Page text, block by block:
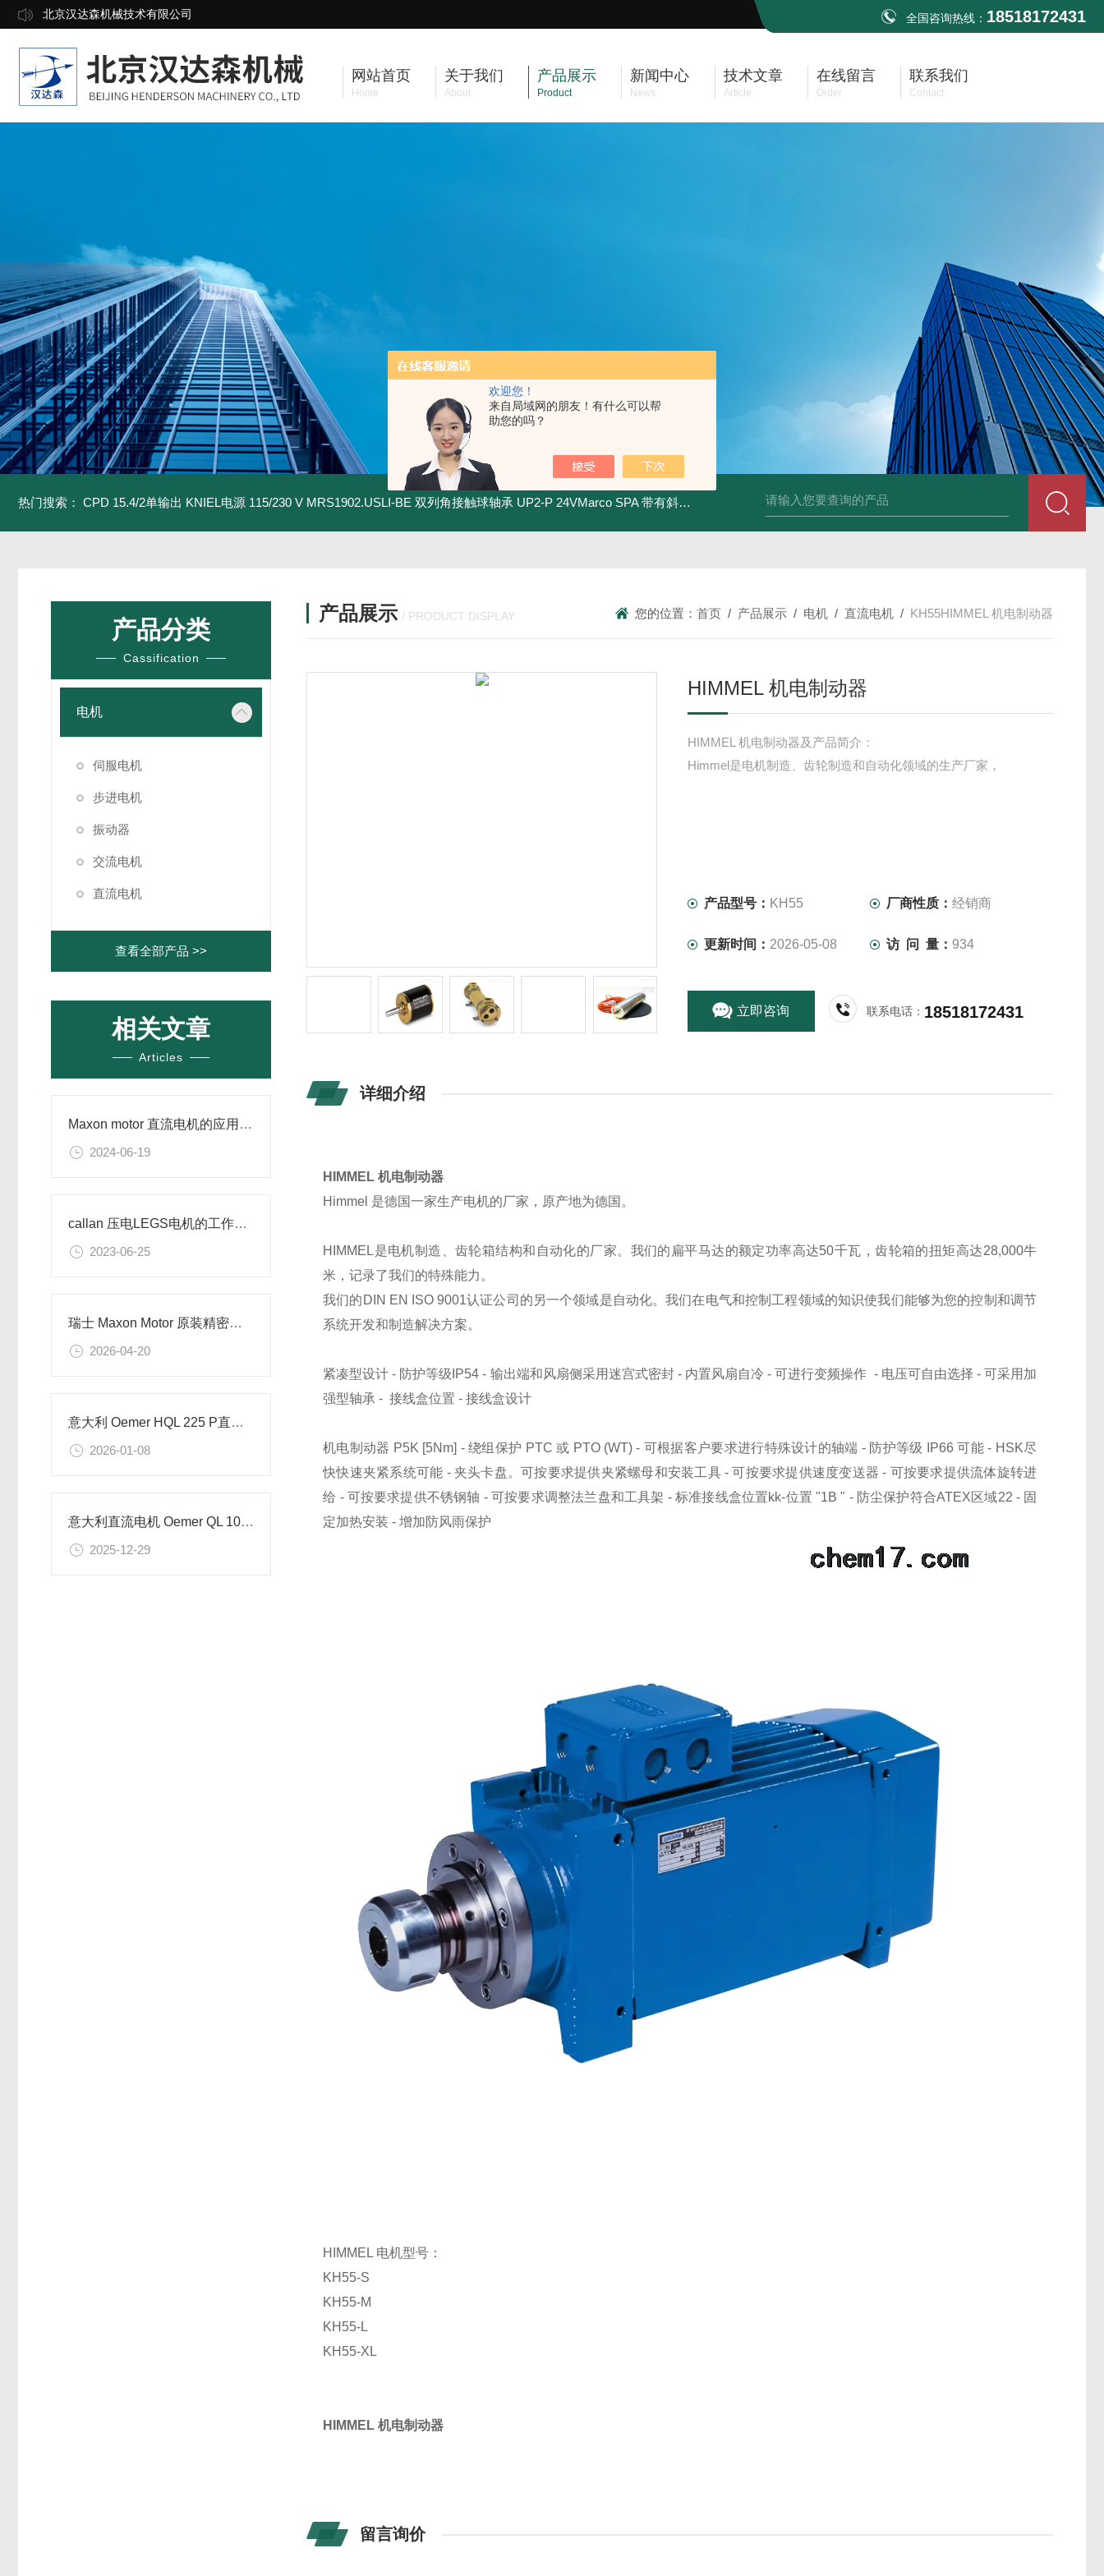
欢迎您！
来自局域网的朋友！有什么可以帮
助您的吗？
北京汉达森机械技术有限公司 全国咨询热线： 18518172431
网站首页
Home
关于我们
About
产品展示
Product
新闻中心
News
技术文章
Article
在线留言
Order
联系我们
Contact
热门搜索： CPD 15.4/2单输出 KNIEL电源 115/230 V MRS1902.USLI-BE 双列角接触球轴承 UP2-P 24VMarco SPA 带有斜齿轮青铜润滑油泵 UP2-P 24VMarco SPA带有螺旋青铜齿轮的自吸电动泵
产品分类
Cassification
电机
伺服电机
步进电机
振动器
交流电机
直流电机
查看全部产品 >>
相关文章
Articles
Maxon motor 直流电机的应用及特点
2024-06-19
callan 压电LEGS电机的工作原理
2023-06-25
瑞士 Maxon Motor 原装精密直流电机GPX 行星减速箱编码器全套供应
2026-04-20
意大利 Oemer HQL 225 P直流电机的技术参数
2026-01-08
意大利直流电机 Oemer QL 100 M 的参数详情
2025-12-29
产品展示 / PRODUCT DISPLAY 您的位置： 首页 / 产品展示 / 电机 / 直流电机 / KH55HIMMEL 机电制动器
HIMMEL 机电制动器
HIMMEL 机电制动器及产品简介：
Himmel是电机制造、齿轮制造和自动化领域的生产厂家，
产品型号： KH55 厂商性质：经销商
更新时间： 2026-05-08 访 问 量： 934
立即咨询 联系电话： 18518172431
详细介绍
HIMMEL 机电制动器
Himmel 是德国一家生产电机的厂家，原产地为德国。
HIMMEL是电机制造、齿轮箱结构和自动化的厂家。我们的扁平马达的额定功率高达50千瓦，齿轮箱的扭矩高达28,000牛
米，记录了我们的特殊能力。
我们的DIN EN ISO 9001认证公司的另一个领域是自动化。我们在电气和控制工程领域的知识使我们能够为您的控制和调节
系统开发和制造解决方案。
紧凑型设计 - 防护等级IP54 - 输出端和风扇侧采用迷宫式密封 - 内置风扇自冷 - 可进行变频操作 - 电压可自由选择 - 可采用加
强型轴承 - 接线盒位置 - 接线盒设计
机电制动器 P5K [5Nm] - 绕组保护 PTC 或 PTO (WT) - 可根据客户要求进行特殊设计的轴端 - 防护等级 IP66 可能 - HSK尽
快快速夹紧系统可能 - 夹头卡盘。可按要求提供夹紧螺母和安装工具 - 可按要求提供速度变送器 - 可按要求提供流体旋转进
给 - 可按要求提供不锈钢轴 - 可按要求调整法兰盘和工具架 - 标准接线盒位置kk-位置 "1B " - 防尘保护符合ATEX区域22 - 固
定加热安装 - 增加防风雨保护
HIMMEL 电机型号：
KH55-S
KH55-M
KH55-L
KH55-XL
HIMMEL 机电制动器
留言询价